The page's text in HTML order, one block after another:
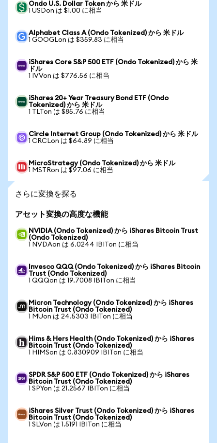
Ondo U.S. Dollar Token から 米ドル
1 USDon は $1.00 に相当
Alphabet Class A (Ondo Tokenized) から 米ドル
1 GOOGLon は $359.83 に相当
iShares Core S&P 500 ETF (Ondo Tokenized) から 米
ドル
1 IVVon は $776.56 に相当
iShares 20+ Year Treasury Bond ETF (Ondo
Tokenized) から 米ドル
1 TLTon は $85.76 に相当
Circle Internet Group (Ondo Tokenized) から 米ドル
1 CRCLon は $64.89 に相当
MicroStrategy (Ondo Tokenized) から 米ドル
1 MSTRon は $97.06 に相当
さらに変換を探る
アセット変換の高度な機能
NVIDIA (Ondo Tokenized) から iShares Bitcoin Trust
(Ondo Tokenized)
1 NVDAon は 6.0244 IBITon に相当
Invesco QQQ (Ondo Tokenized) から iShares Bitcoin
Trust (Ondo Tokenized)
1 QQQon は 19.7008 IBITon に相当
Micron Technology (Ondo Tokenized) から iShares
Bitcoin Trust (Ondo Tokenized)
1 MUon は 24.5303 IBITon に相当
Hims & Hers Health (Ondo Tokenized) から iShares
Bitcoin Trust (Ondo Tokenized)
1 HIMSon は 0.830909 IBITon に相当
SPDR S&P 500 ETF (Ondo Tokenized) から iShares
Bitcoin Trust (Ondo Tokenized)
1 SPYon は 21.2567 IBITon に相当
iShares Silver Trust (Ondo Tokenized) から iShares
Bitcoin Trust (Ondo Tokenized)
1 SLVon は 1.5191 IBITon に相当